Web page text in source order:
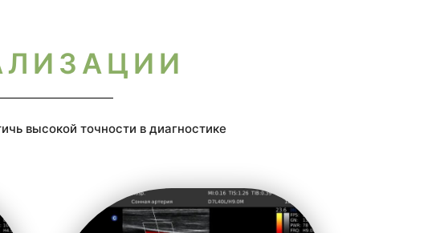
высокой точности в диагностике